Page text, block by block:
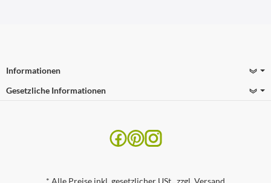
Informationen
Gesetzliche Informationen